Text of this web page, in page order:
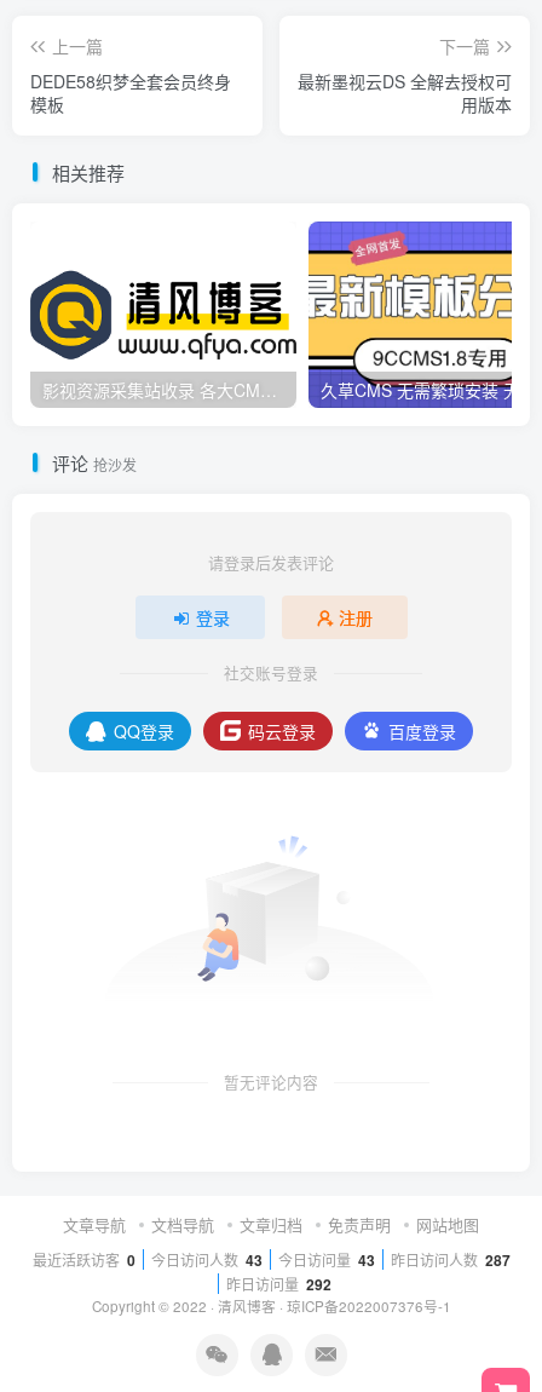
上一篇
DEDE58织梦全套会员终身
模板
下一篇
最新墨视云DS 全解去授权可
用版本
相关推荐
影视资源采集站收录 各大CMS采集资源站网址合集
评论 抢沙发
请登录后发表评论
登录 注册
社交账号登录
QQ登录 码云登录 百度登录
暂无评论内容
文章导航 文档导航 文章归档 免责声明 网站地图
最近活跃访客 0 今日访问人数 43 今日访问量 43 昨日访问人数 287
昨日访问量 292
Copyright © 2022 · 清风博客 · 琼ICP备2022007376号-1